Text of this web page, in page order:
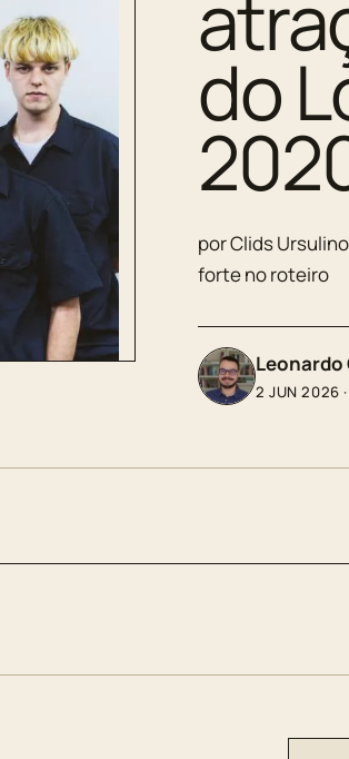
do
por Clids
forte no roteiro
Leonardo
2 JUN 2026